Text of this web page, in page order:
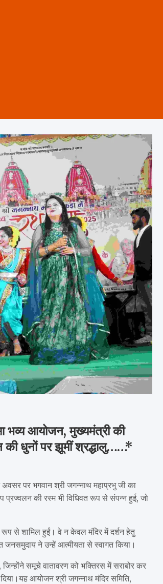
भव्य आयोजन, मुख्यमंत्री की
की धुनों पर झूमीं श्रद्धालु……*
पर भगवान श्री जगन्नाथ महाप्रभु जी का
प्रज्वलन की रस्म भी विधिवत रूप से संपन्न हुई, जो
रूप से शामिल हुईं। वे न केवल मंदिर में दर्शन हेतु
ने उन्हें आत्मीयता से स्वागत किया।
समूचे वातावरण को भक्तिरस में सराबोर कर
आयोजन श्री जगन्नाथ मंदिर समिति,